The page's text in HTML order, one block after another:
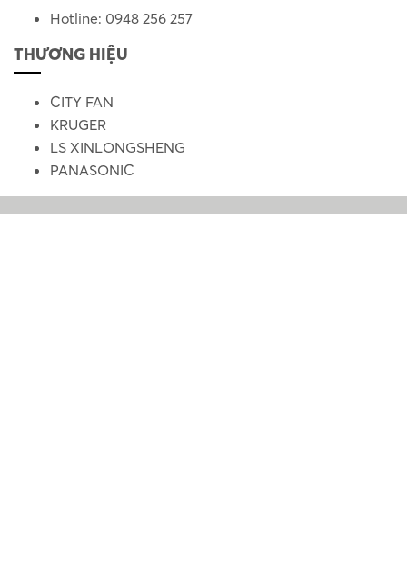
Hotline: 0948 256 257
THƯƠNG HIỆU
CITY FAN
KRUGER
LS XINLONGSHENG
PANASONIC